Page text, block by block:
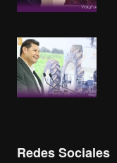
Redes Sociales